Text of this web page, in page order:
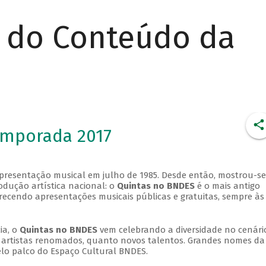
Conteúdo da
2017
musical em julho de 1985. Desde então, mostrou-se
artística nacional: o Quintas no BNDESé o mais antigo
apresentações musicais públicas e gratuitas, sempre às
o Quintas no BNDESvem celebrando a diversidade no
renomados, quanto novos talentos. Grandes nomes da
palco do Espaço Cultural BNDES.